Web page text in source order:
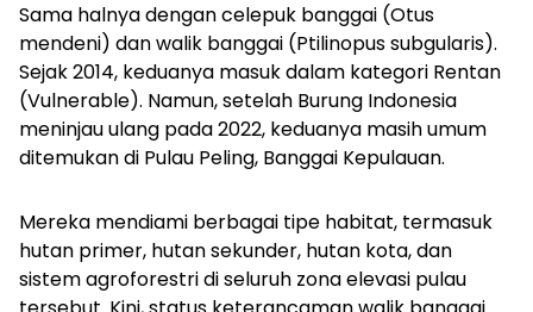
Sama halnya dengan celepuk banggai (Otus
mendeni) dan walik banggai (Ptilinopus subgularis).
Sejak 2014, keduanya masuk dalam kategori Rentan
(Vulnerable). Namun, setelah Burung Indonesia
meninjau ulang pada 2022, keduanya masih umum
ditemukan di Pulau Peling, Banggai Kepulauan.
Mereka mendiami berbagai tipe habitat, termasuk
hutan primer, hutan sekunder, hutan kota, dan
sistem agroforestri di seluruh zona elevasi pulau